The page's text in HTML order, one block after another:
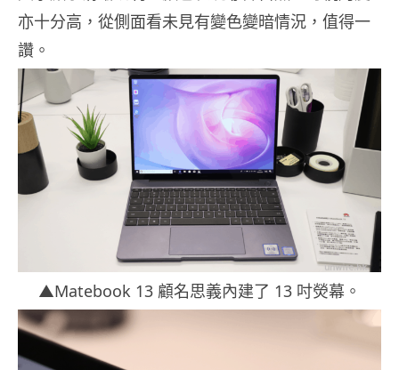
亦十分高，從側面看未見有變色變暗情況，值得一
讚。
▲Matebook 13 顧名思義內建了 13 吋熒幕。